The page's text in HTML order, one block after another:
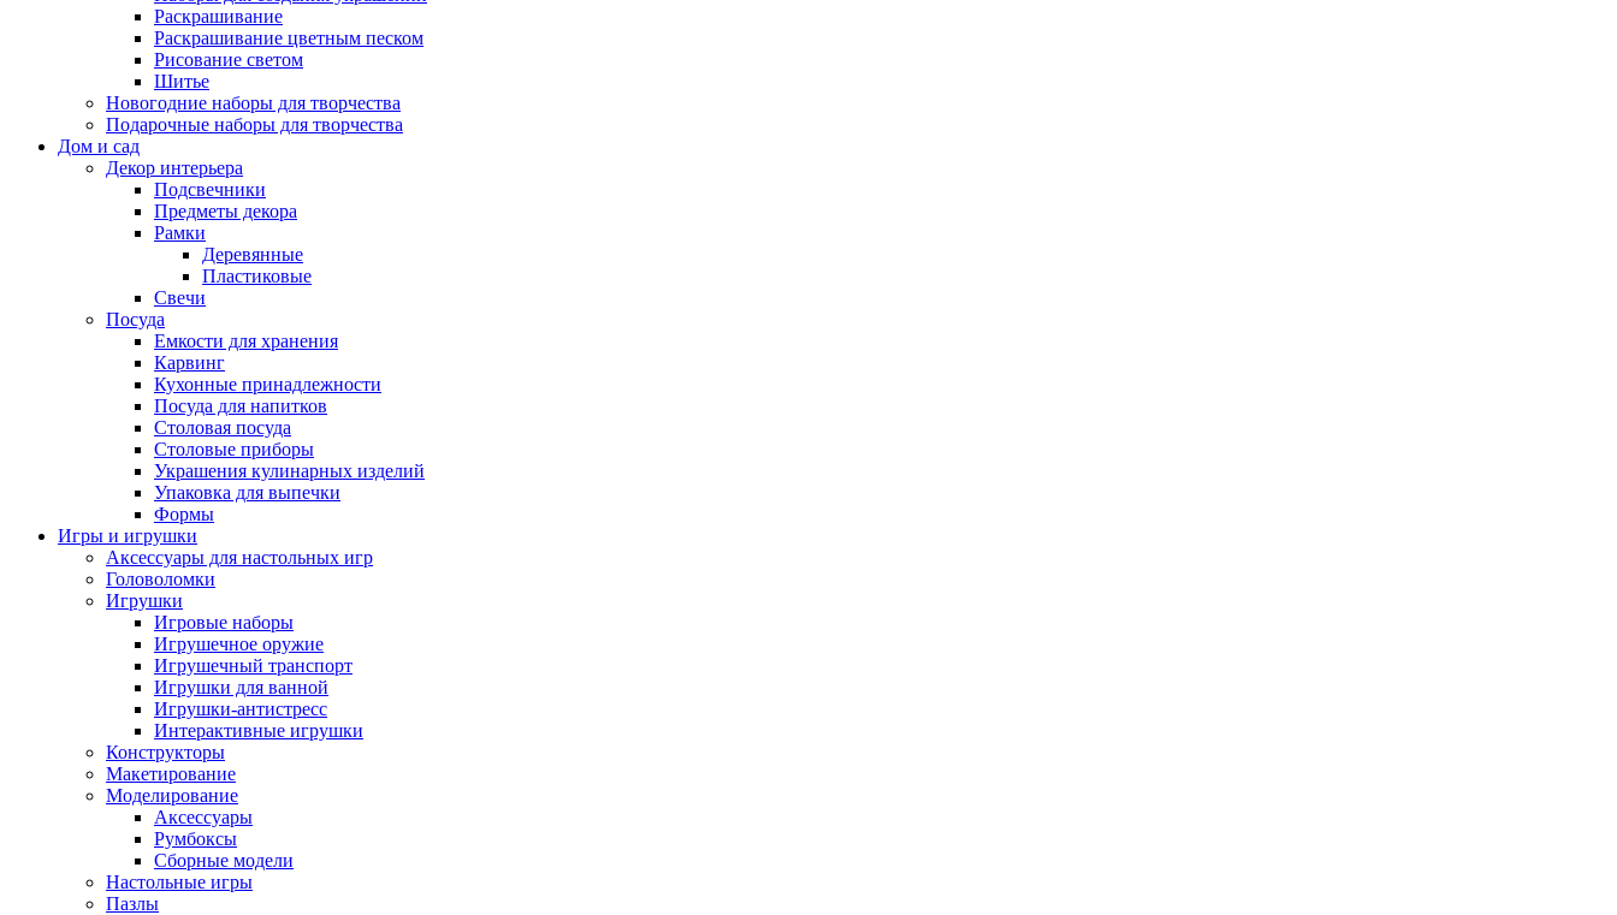
Раскрашивание
Раскрашивание цветным песком
Рисование светом
Шитье
Новогодние наборы для творчества
Подарочные наборы для творчества
Дом и сад
Декор интерьера
Подсвечники
Предметы декора
Рамки
Деревянные
Пластиковые
Свечи
Посуда
Емкости для хранения
Карвинг
Кухонные принадлежности
Посуда для напитков
Столовая посуда
Столовые приборы
Украшения кулинарных изделий
Упаковка для выпечки
Формы
Игры и игрушки
Аксессуары для настольных игр
Головоломки
Игрушки
Игровые наборы
Игрушечное оружие
Игрушечный транспорт
Игрушки для ванной
Игрушки-антистресс
Интерактивные игрушки
Конструкторы
Макетирование
Моделирование
Аксессуары
Румбоксы
Сборные модели
Настольные игры
Пазлы